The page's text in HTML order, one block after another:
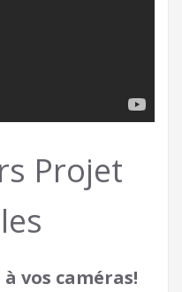
Projet
à vos caméras!